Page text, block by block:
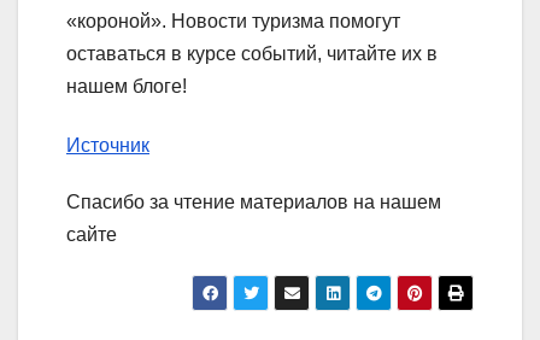
«короной». Новости туризма помогут
оставаться в курсе событий, читайте их в
нашем блоге!
Источник
Спасибо за чтение материалов на нашем
сайте